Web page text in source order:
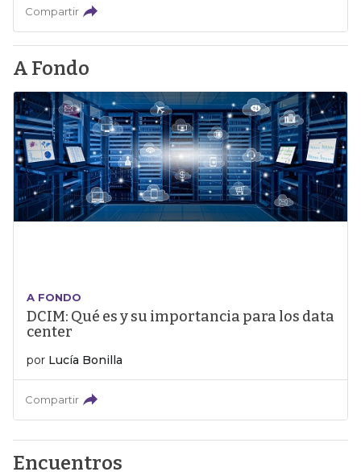
Compartir
A Fondo
A FONDO
DCIM: Qué es y su importancia para los data
center
por Lucía Bonilla
Compartir
Encuentros